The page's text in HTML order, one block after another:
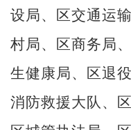
设局、 区交通运
村局、 区商务局、
生健康局、 区退
消防救援大队 、